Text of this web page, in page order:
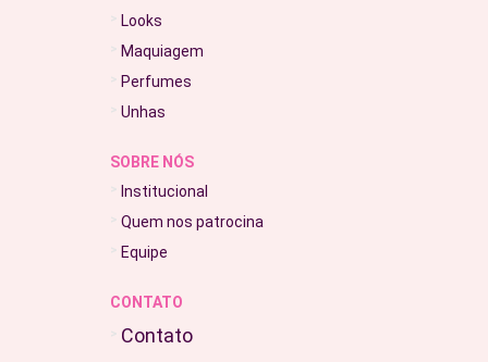
Looks
Maquiagem
Perfumes
Unhas
SOBRE NÓS
Institucional
Quem nos patrocina
Equipe
CONTATO
Contato